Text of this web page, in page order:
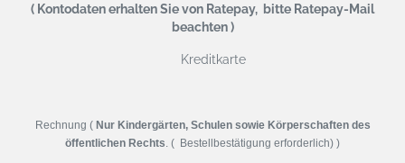
( Kontodaten erhalten Sie von Ratepay, bitte Ratepay-Mail
beachten )
Kreditkarte
Rechnung ( Nur Kindergärten, Schulen sowie Körperschaften des
öffentlichen Rechts . ( Bestellbestätigung erforderlich) )